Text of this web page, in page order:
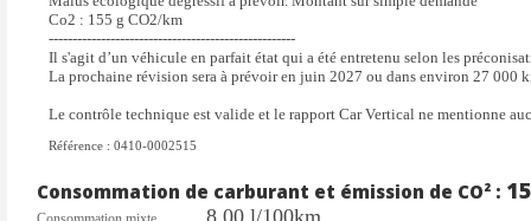
Jantes alliage 19’’ Cupra
Régulateur de vitesse
Co2 : 155 g CO2/km
----------------------------------------------------
Il s'agit d’un véhicule en parfait état qui a été entretenu selon les
La prochaine révision sera à prévoir en juin 2027 ou dans environ 27 000
Le contrôle technique est valide et le rapport Car Vertical ne mentionne
Référence : 0410-0002515
Consommation de carburant et émission de CO² :
8.00 l/100km